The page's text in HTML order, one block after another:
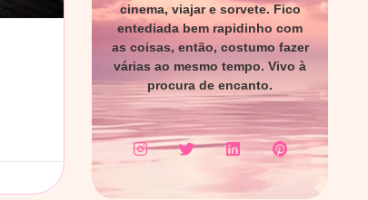
cinema, viajar e sorvete. Fico
entediada bem rapidinho com
as coisas, então, costumo fazer
várias ao mesmo tempo. Vivo à
procura de encanto.